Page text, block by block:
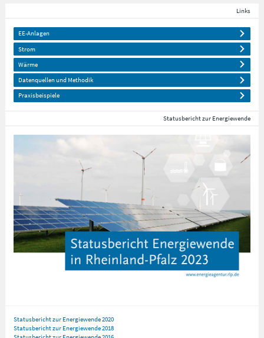
Links
EE-Anlagen
Strom
Wärme
Datenquellen und Methodik
Praxisbeispiele
Statusbericht zur Energiewende
Statusbericht zur Energiewende 2020
Statusbericht zur Energiewende 2018